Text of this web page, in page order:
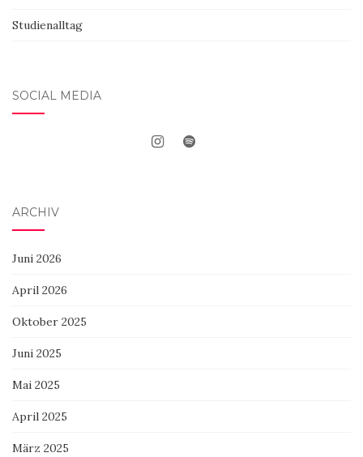
Studienalltag
SOCIAL MEDIA
ARCHIV
Juni 2026
April 2026
Oktober 2025
Juni 2025
Mai 2025
April 2025
März 2025